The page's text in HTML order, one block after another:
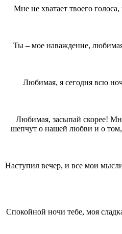
Мне не хватает твоего
Ты – мое наваждение,
Любимая, я сегодня всю
Любимая, засыпай скорее!
шепчут о нашей любви и о том,
Наступил вечер, и все мои
Спокойной ночи тебе, моя